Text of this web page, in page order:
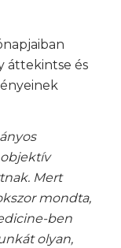
áttekintse és
Mert
mondta,
ben
olyan,